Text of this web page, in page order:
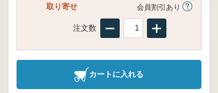
取り寄せ 会員割引あり
注文数
カートに入れる